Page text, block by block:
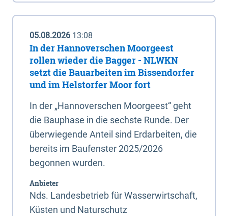
05.08.2026 13:08
In der Hannoverschen Moorgeest
rollen wieder die Bagger - NLWKN
setzt die Bauarbeiten im Bissendorfer
und im Helstorfer Moor fort
In der „Hannoverschen Moorgeest“ geht
die Bauphase in die sechste Runde. Der
überwiegende Anteil sind Erdarbeiten, die
bereits im Baufenster 2025/2026
begonnen wurden.
Anbieter
Nds. Landesbetrieb für Wasserwirtschaft,
Küsten und Naturschutz